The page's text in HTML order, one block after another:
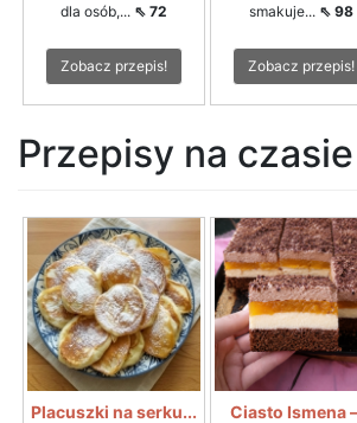
dla osób,... ⇖ 72
Zobacz przepis!
smakuje... ⇖ 98
Zobacz przepis!
Przepisy na czasie
Placuszki na serku... Ciasto Ismena